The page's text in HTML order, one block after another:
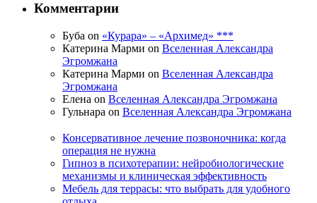
Комментарии
Буба on «Курара» – «Архимед» ***
Катерина Марми on Вселенная Александра
Эгромжана
Катерина Марми on Вселенная Александра
Эгромжана
Елена on Вселенная Александра Эгромжана
Гульнара on Вселенная Александра Эгромжана
Консервативное лечение позвоночника: когда
операция не нужна
Гипноз в психотерапии: нейробиологические
механизмы и клиническая эффективность
Мебель для террасы: что выбрать для удобного